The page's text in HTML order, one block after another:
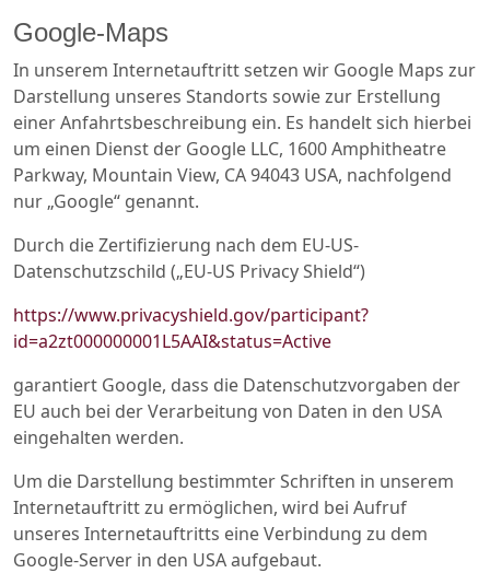
Google-Maps
In unserem Internetauftritt setzen wir Google Maps zur
Darstellung unseres Standorts sowie zur Erstellung
einer Anfahrtsbeschreibung ein. Es handelt sich hierbei
um einen Dienst der Google LLC, 1600 Amphitheatre
Parkway, Mountain View, CA 94043 USA, nachfolgend
nur „Google“ genannt.
Durch die Zertifizierung nach dem EU-US-
Datenschutzschild („EU-US Privacy Shield“)
https://www.privacyshield.gov/participant?
id=a2zt000000001L5AAI&status=Active
garantiert Google, dass die Datenschutzvorgaben der
EU auch bei der Verarbeitung von Daten in den USA
eingehalten werden.
Um die Darstellung bestimmter Schriften in unserem
Internetauftritt zu ermöglichen, wird bei Aufruf
unseres Internetauftritts eine Verbindung zu dem
Google-Server in den USA aufgebaut.